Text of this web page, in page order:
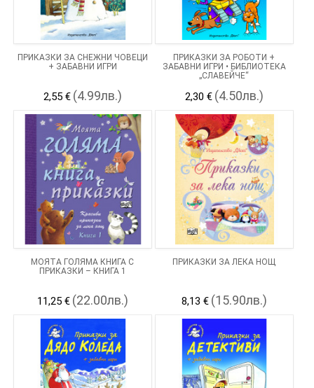
ПРИКАЗКИ ЗА СНЕЖНИ ЧОВЕЦИ
+ ЗАБАВНИ ИГРИ
2,55 € (4.99лв.)
ПРИКАЗКИ ЗА РОБОТИ +
ЗАБАВНИ ИГРИ • БИБЛИОТЕКА
„СЛАВЕЙЧЕ“
2,30 € (4.50лв.)
МОЯТА ГОЛЯМА КНИГА С
ПРИКАЗКИ – КНИГА 1
11,25 € (22.00лв.)
ПРИКАЗКИ ЗА ЛЕКА НОЩ
8,13 € (15.90лв.)